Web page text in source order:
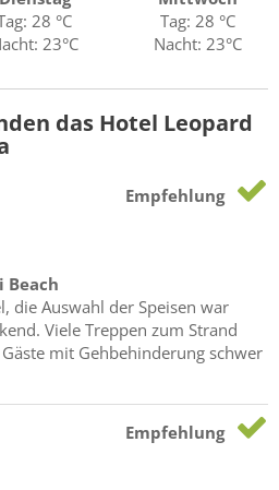
28 °C
23°C
Tag: 28 °C
Nacht: 23°C
das Hotel Leopard
Empfehlung
Beach
die Auswahl der Speisen war
Viele Treppen zum Strand
mit Gehbehinderung schwer
Empfehlung